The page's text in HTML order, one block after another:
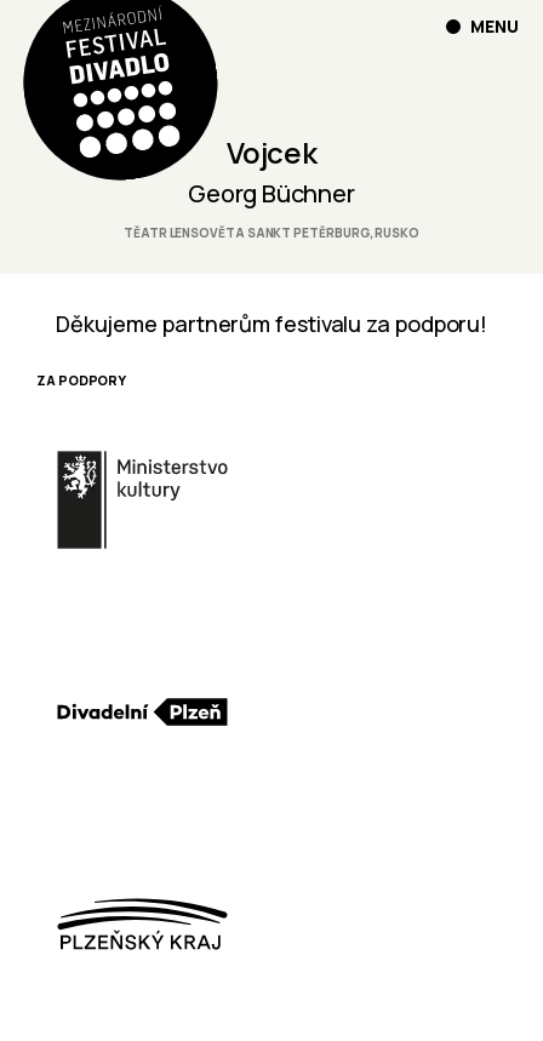
MENU
Vojcek
Georg Büchner
TĚATR LENSOVĚTA SANKT PETĚRBURG, RUSKO
Děkujeme partnerům festivalu za podporu!
ZA PODPORY